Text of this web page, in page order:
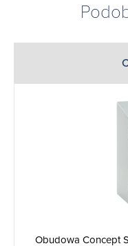
Obudowa Concept